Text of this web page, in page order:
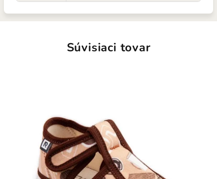
Súvisiaci tovar